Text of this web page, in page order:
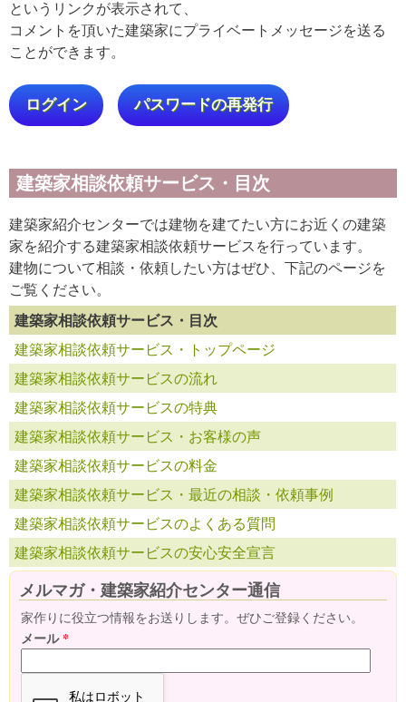
というリンクが表示されて、
コメントを頂いた建築家にプライベートメッセージを送る
ことができます。
ログイン パスワードの再発行
建築家相談依頼サービス・目次
建築家紹介センターでは建物を建てたい方にお近くの建築
家を紹介する建築家相談依頼サービスを行っています。
建物について相談・依頼したい方はぜひ、下記のページを
ご覧ください。
建築家相談依頼サービス・目次
建築家相談依頼サービス・トップページ
建築家相談依頼サービスの流れ
建築家相談依頼サービスの特典
建築家相談依頼サービス・お客様の声
建築家相談依頼サービスの料金
建築家相談依頼サービス・最近の相談・依頼事例
建築家相談依頼サービスのよくある質問
建築家相談依頼サービスの安心安全宣言
メルマガ・建築家紹介センター通信
家作りに役立つ情報をお送りします。ぜひご登録ください。
メール*